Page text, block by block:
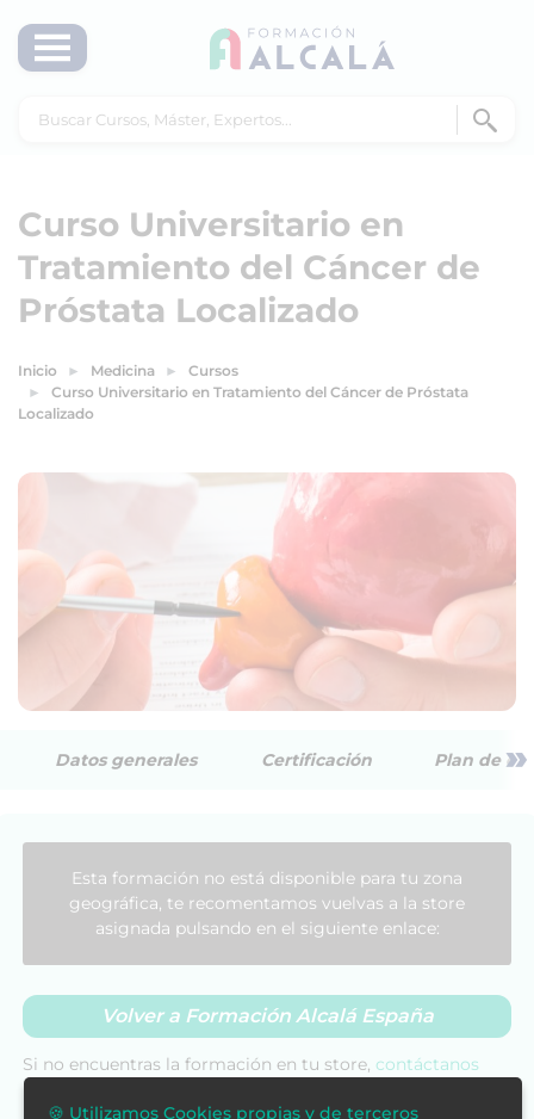
Curso Universitario en
Tratamiento del Cáncer de
Próstata Localizado
Inicio Medicina
Cursos
Curso Universitario en Tratamiento del Cáncer de Próstata
Localizado
Datos generales Certificación Plan de »
Esta formación no está disponible para tu zona
geográfica, te recomentamos vuelvas a la store
asignada pulsando en el siguiente enlace:
Volver a Formación Alcalá España
Si no encuentras la formación en tu store, contáctanos
🍪 Utilizamos Cookies propias y de terceros